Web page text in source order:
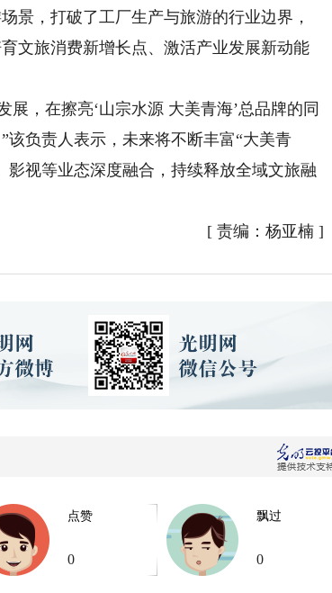
景，打破了工厂生产与旅游的行业边界，
文旅消费新增长点、激活产业发展新动能
，在擦亮‘山宗水源 大美青海’总品牌的同
负责人表示，未来将不断丰富“大美青
视等业态深度融合，持续释放全域文旅融
[ 责编：杨亚楠 ]
点赞
0
飘过
0